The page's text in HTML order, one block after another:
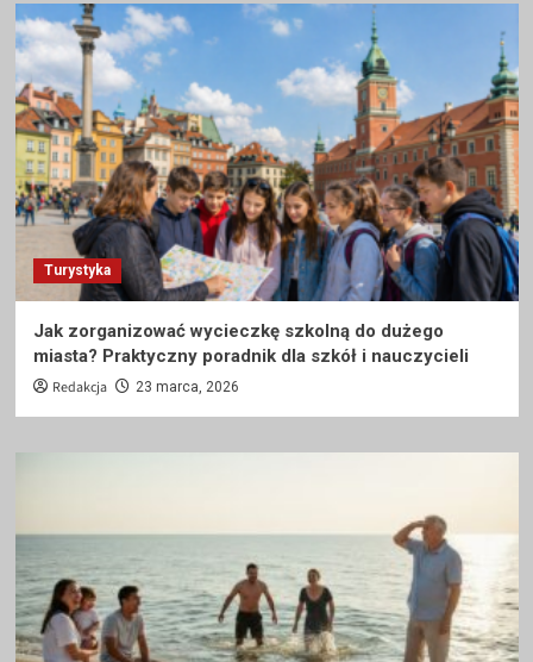
Turystyka
Jak zorganizować wycieczkę szkolną do dużego
miasta? Praktyczny poradnik dla szkół i nauczycieli
Redakcja 23 marca, 2026